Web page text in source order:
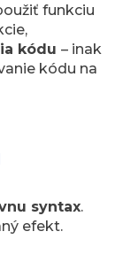
funkciu
kódu– inak
kódu na
syntax.
efekt.